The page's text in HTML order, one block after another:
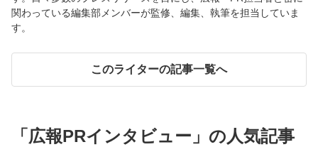
関わっている編集部メンバーが監修、編集、執筆を担当していま
す。
このライターの記事一覧へ
「 広報PRインタビュー 」の人気記事